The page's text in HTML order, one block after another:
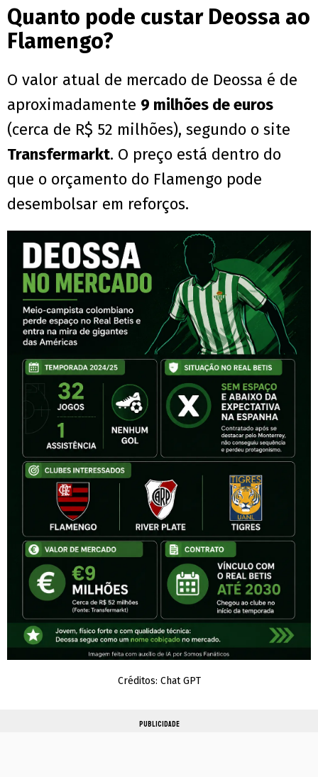
Quanto pode custar Deossa ao
Flamengo?
O valor atual de mercado de Deossa é de
aproximadamente 9 milhões de euros
(cerca de R$ 52 milhões), segundo o site
Transfermarkt. O preço está dentro do
que o orçamento do Flamengo pode
desembolsar em reforços.
Créditos: Chat GPT
PUBLICIDADE